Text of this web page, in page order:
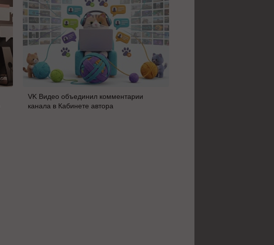
VK Видео объединил комментарии
канала в Кабинете автора